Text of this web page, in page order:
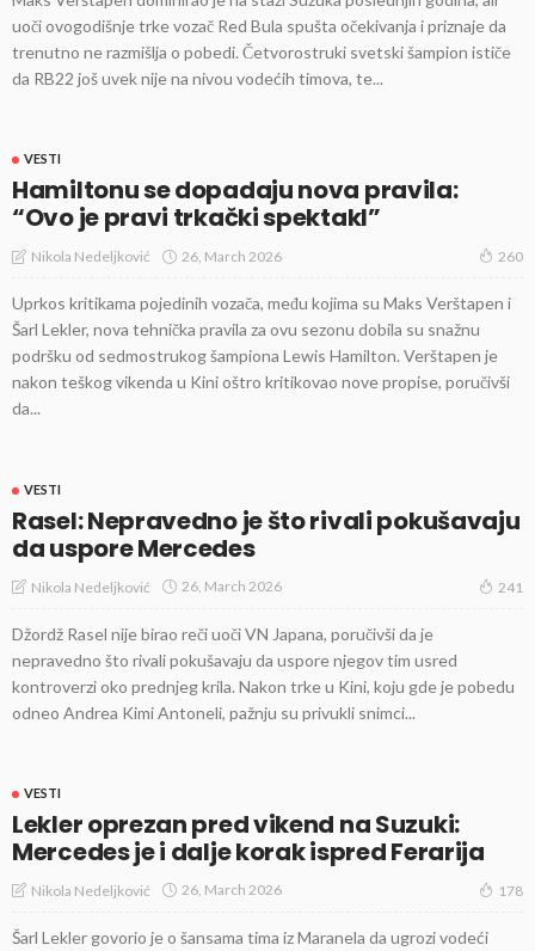
uoči ovogodišnje trke vozač Red Bula spušta očekivanja i priznaje da
trenutno ne razmišlja o pobedi. Četvorostruki svetski šampion ističe
da RB22 još uvek nije na nivou vodećih timova, te...
VESTI
Hamiltonu se dopadaju nova pravila:
“Ovo je pravi trkački spektakl”
Nikola Nedeljković 26, March 2026 260
Uprkos kritikama pojedinih vozača, među kojima su Maks Verštapen i
Šarl Lekler, nova tehnička pravila za ovu sezonu dobila su snažnu
podršku od sedmostrukog šampiona Lewis Hamilton. Verštapen je
nakon teškog vikenda u Kini oštro kritikovao nove propise, poručivši
da...
VESTI
Rasel: Nepravedno je što rivali pokušavaju
da uspore Mercedes
Nikola Nedeljković 26, March 2026 241
Džordž Rasel nije birao reči uoči VN Japana, poručivši da je
nepravedno što rivali pokušavaju da uspore njegov tim usred
kontroverzi oko prednjeg krila. Nakon trke u Kini, koju gde je pobedu
odneo Andrea Kimi Antoneli, pažnju su privukli snimci...
VESTI
Lekler oprezan pred vikend na Suzuki:
Mercedes je i dalje korak ispred Ferarija
Nikola Nedeljković 26, March 2026 178
Šarl Lekler govorio je o šansama tima iz Maranela da ugrozi vodeći